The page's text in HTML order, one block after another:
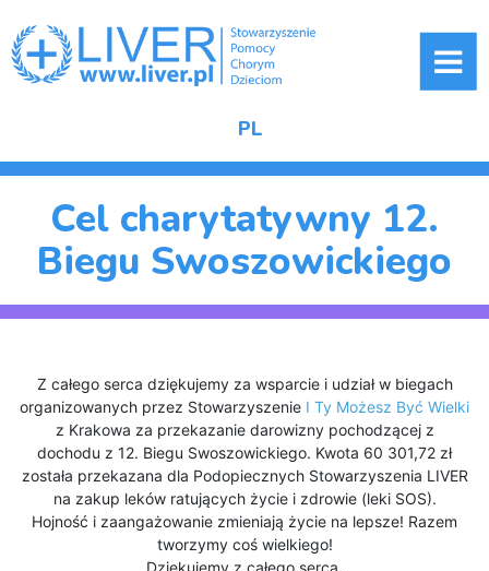
PL
Cel charytatywny 12.
Biegu Swoszowickiego
Z całego serca dziękujemy za wsparcie i udział w biegach
organizowanych przez Stowarzyszenie I Ty Możesz Być Wielki
z Krakowa za przekazanie darowizny pochodzącej z
dochodu z 12. Biegu Swoszowickiego. Kwota 60 301,72 zł
została przekazana dla Podopiecznych Stowarzyszenia LIVER
na zakup leków ratujących życie i zdrowie (leki SOS).
Hojność i zaangażowanie zmieniają życie na lepsze! Razem
tworzymy coś wielkiego!